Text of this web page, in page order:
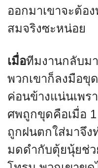
ออกมาเขาจะต้อ
สมจริงซะหน่อย
เมื่อทีมงานกลับม
พวกเขาก็ลงมือ
ค่อนข้างแน่นเพร
ศพถูกขุดคือเมื่อ
ถูกฝนตกใส่มาจึง
มดดำกับตุ้ยนุ้ยช่ว